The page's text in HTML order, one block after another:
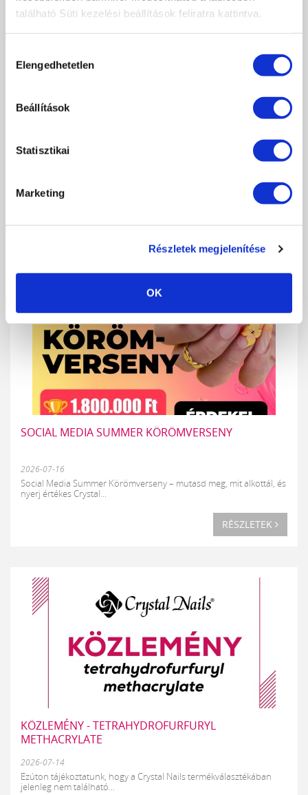
található Süti kezelési beállítások feliratra kattintva.
kiválasztása
Elengedhetetlen
Beállítások
Statisztikai
Marketing
Részletek megjelenítése
OK
VISSZA TOVÁBBIAK
KAPCSOLÓDÓ FRISS MŰKÖRÖM
SOCIAL MEDIA SUMMER KÖRÖMVERSENY
2026-07-16
Social Media Summer Körömverseny – mutasd meg, mit alkottál, és
nyerj értékes Crystal...
RÉSZLETEK
KÖZLEMÉNY - TETRAHYDROFURFURYL
METHACRYLATE
2026-07-14
Ezúton tájékoztatunk, hogy a Crystal Nails termékválasztékában
jelenleg nem található...